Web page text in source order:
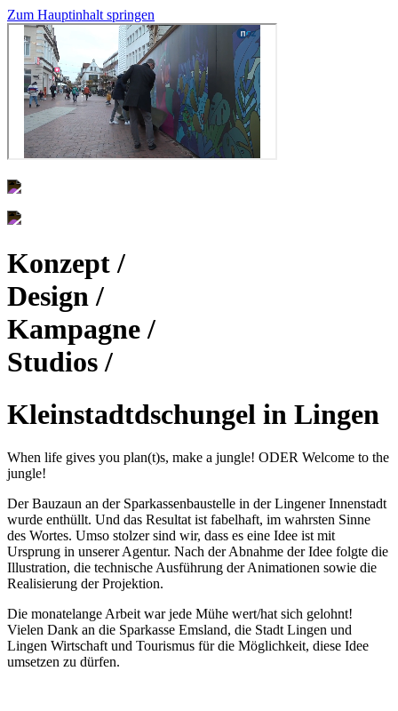
Zum Hauptinhalt springen
Konzept /
Design /
Kampagne /
Studios /
Kleinstadt­dschungel in Lingen
When life gives you plan(t)s, make a jungle! ODER Welcome to the
jungle!
Der Bauzaun an der Sparkassenbaustelle in der Lingener Innenstadt
wurde enthüllt. Und das Resultat ist fabelhaft, im wahrsten Sinne
des Wortes. Umso stolzer sind wir, dass es eine Idee ist mit
Ursprung in unserer Agentur. Nach der Abnahme der Idee folgte die
Illustration, die technische Ausführung der Animationen sowie die
Realisierung der Projektion.
Die monatelange Arbeit war jede Mühe wert/hat sich gelohnt!
Vielen Dank an die Sparkasse Emsland, die Stadt Lingen und
Lingen Wirtschaft und Tourismus für die Möglichkeit, diese Idee
umsetzen zu dürfen.